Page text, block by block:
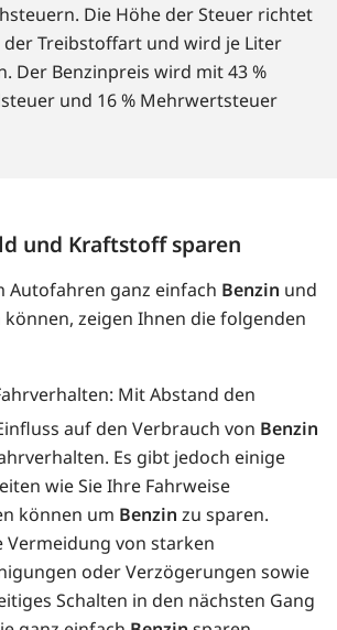
Die Höhe der Steuer richtet
der Treibstoffart und wird je Liter
Der Benzinpreis wird mit 43 %
und 16 % Mehrwertsteuer
und Kraftstoff sparen
Autofahren ganz einfach Benzin und
können, zeigen Ihnen die folgenden
Mit Abstand den
auf den Verbrauch von Benzin
Es gibt jedoch einige
wie Sie Ihre Fahrweise
können um Benzin zu sparen.
Vermeidung von starken
oder Verzögerungen sowie
Schalten in den nächsten Gang